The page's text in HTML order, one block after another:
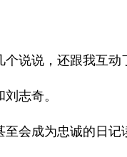
说说，还跟我互动
志奇。
会成为忠诚的日记